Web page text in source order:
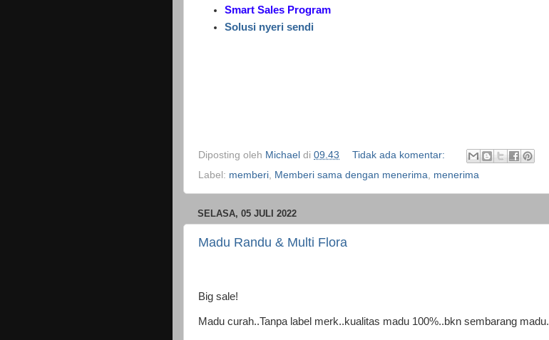
Smart Sales Program
Solusi nyeri sendi
Diposting oleh Michael di 09.43
Tidak ada komentar:
Label: memberi, Memberi sama dengan menerima, menerima
SELASA, 05 JULI 2022
Madu Randu & Multi Flora
Big sale!
Madu curah..Tanpa label merk..kualitas madu 100%..bkn sembarang madu.